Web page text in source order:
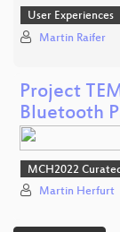
User Experiences
Martin Raifer
Project
Bluetooth
MCH2022
Martin Herfurt